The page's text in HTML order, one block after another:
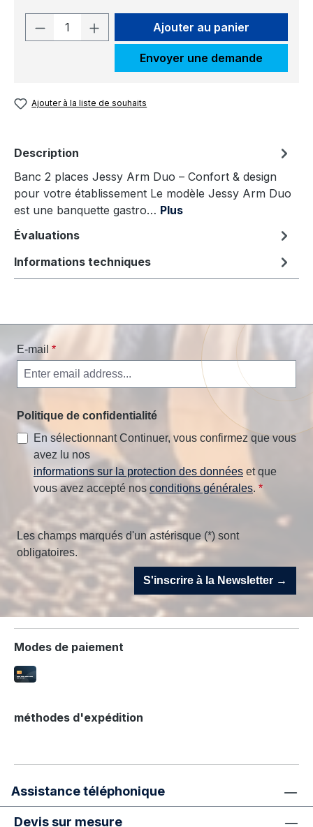
Quantité de produit : Entrez la
Ajouter au panier
Envoyer une demande
Ajouter à la liste de souhaits
Description
Banc 2 places Jessy Arm Duo – Confort & design
pour votre établissement Le modèle Jessy Arm Duo
est une banquette gastro… Plus
Évaluations
Informations techniques
E-mail *
Politique de confidentialité
En sélectionnant Continuer, vous confirmez que vous
avez lu nos
informations sur la protection des données et que
vous avez accepté nos conditions générales. *
Les champs marqués d'un astérisque (*) sont
obligatoires.
S'inscrire à la Newsletter →
Modes de paiement
méthodes d'expédition
Assistance téléphonique
Devis sur mesure